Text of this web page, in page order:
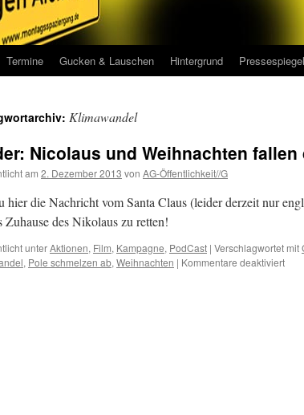
Termine Gucken & Lauschen Hintergrund Pressespiegel
Klimawandel
Nicolaus und Weihnachten
am 2. Dezember 2013 von AG-Öffentlichkeit//G
hier die Nachricht vom Santa Claus (leider derzeit nur
Zuhause des Nikolaus zu retten!
unterAktionen, Film, Kampagne, PodCast | Verschlagwortet mit
, Pole schmelzen ab, Weihnachten | Kommentare deaktiviertfür